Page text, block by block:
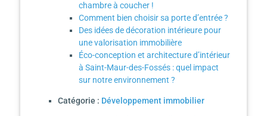
chambre à coucher !
Comment bien choisir sa porte d’entrée ?
Des idées de décoration intérieure pour
une valorisation immobilière
Éco-conception et architecture d’intérieur
à Saint-Maur-des-Fossés : quel impact
sur notre environnement ?
Catégorie : Développement immobilier